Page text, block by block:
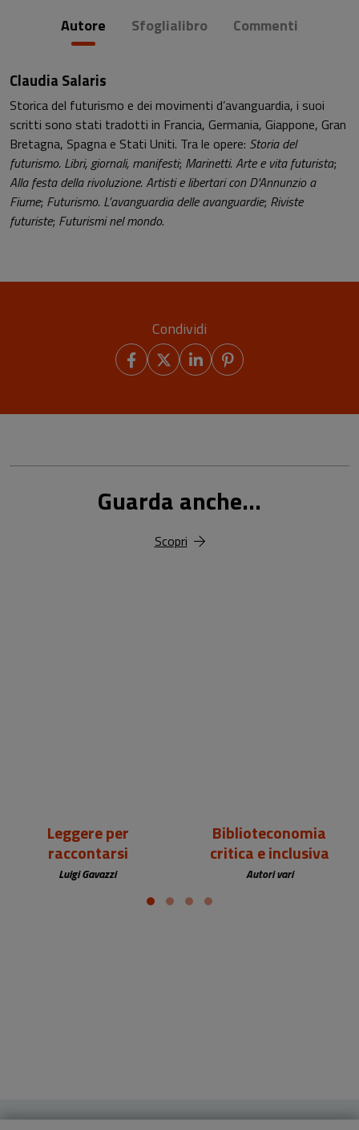
Autore Sfoglialibro Commenti
Claudia Salaris
Storica del futurismo e dei movimenti d’avanguardia, i suoi
scritti sono stati tradotti in Francia, Germania, Giappone, Gran
Bretagna, Spagna e Stati Uniti. Tra le opere: Storia del
futurismo. Libri, giornali, manifesti; Marinetti. Arte e vita futurista;
Alla festa della rivoluzione. Artisti e libertari con D'Annunzio a
Fiume; Futurismo. L’avanguardia delle avanguardie; Riviste
futuriste; Futurismi nel mondo.
Condividi
Guarda anche...
Scopri
Leggere per
raccontarsi
Luigi Gavazzi
Biblioteconomia
critica e inclusiva
Autori vari